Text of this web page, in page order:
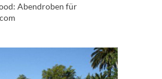
Abendroben für